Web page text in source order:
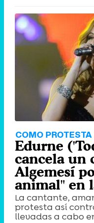
COMO PROTESTA
Edurne
cancela un
Algemesí
animal" en
La cantante,
protesta así
llevadas a cabo